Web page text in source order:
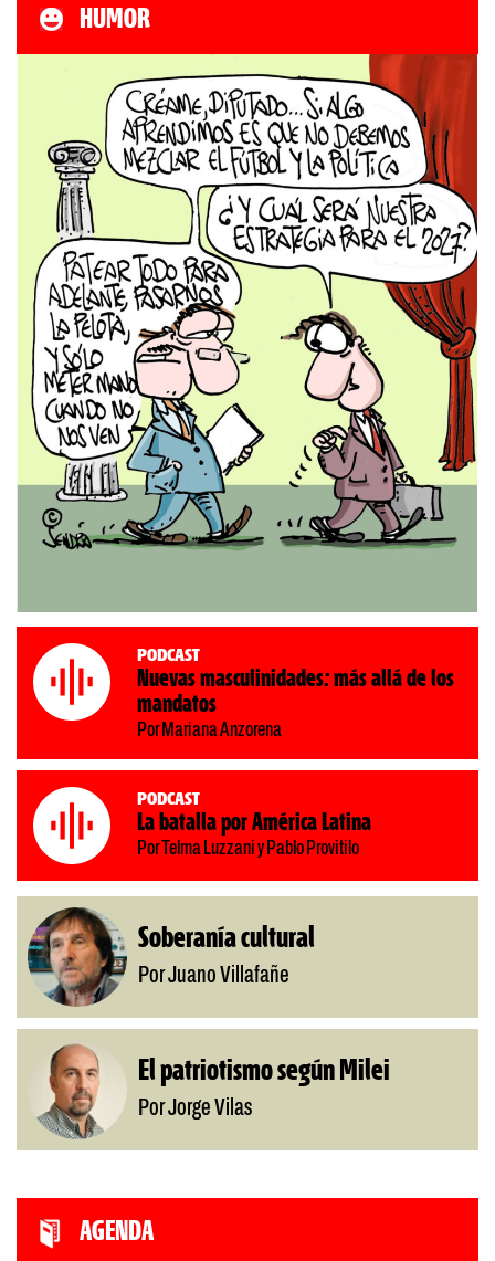
HUMOR
Podcast
Nuevas masculinidades: más allá de los
mandatos
Por Mariana Anzorena
Podcast
La batalla por América Latina
Por Telma Luzzani y Pablo Provitilo
Soberanía cultural
Por Juano Villafañe
El patriotismo según Milei
Por Jorge Vilas
AGENDA